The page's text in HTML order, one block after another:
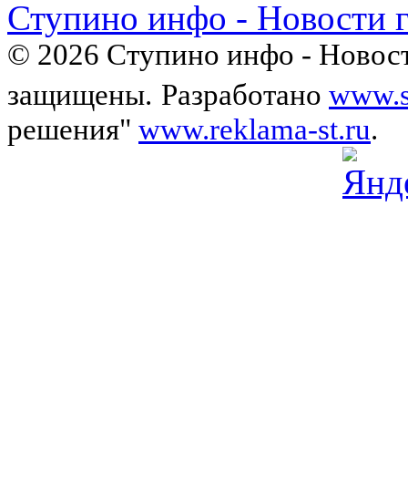
Ступино инфо - Новости
© 2026 Ступино инфо -
защищены. Разработано
решения" www.reklama-st.ru.